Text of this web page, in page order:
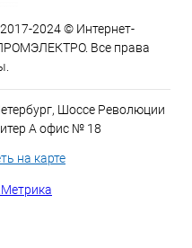
2024 © Интернет-
Все права
Шоссе Революции
А офис № 18
на карте